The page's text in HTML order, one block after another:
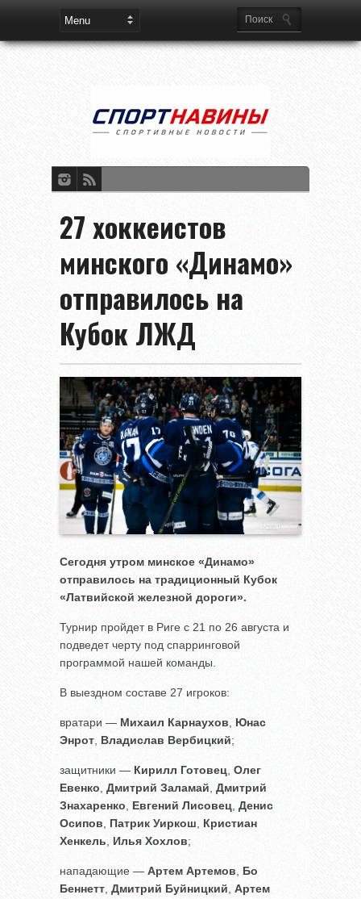
27 хоккеистов
минского «Динамо»
отправилось на
Кубок ЛЖД
Сегодня утром минское «Динамо»
отправилось на традиционный Кубок
«Латвийской железной дороги».
Турнир пройдет в Риге с 21 по 26 августа и
подведет черту под спарринговой
программой нашей команды.
В выездном составе 27 игроков:
вратари — Михаил Карнаухов Юнас
Энрот Владислав Вербицкий;
защитники — Кирилл Готовец Олег
Евенко Дмитрий Заламай Дмитрий
Знахаренко Евгений Лисовец Денис
Осипов Патрик Уиркош Кристиан
Хенкель
Илья Хохлов;
нападающие — Артем Артемов Бо
Беннетт Дмитрий Буйницкий Артем